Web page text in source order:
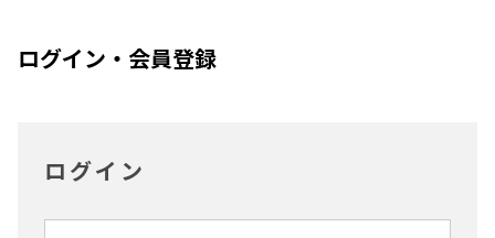
ログイン・会員登録
ログイン